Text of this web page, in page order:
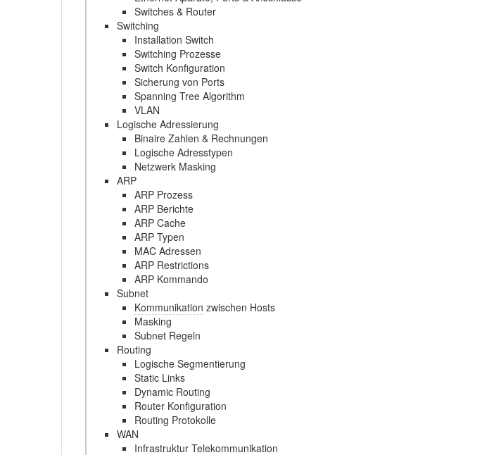
Switches & Router
Switching
Installation Switch
Switching Prozesse
Switch Konfiguration
Sicherung von Ports
Spanning Tree Algorithm
VLAN
Logische Adressierung
Binaire Zahlen & Rechnungen
Logische Adresstypen
Netzwerk Masking
ARP
ARP Prozess
ARP Berichte
ARP Cache
ARP Typen
MAC Adressen
ARP Restrictions
ARP Kommando
Subnet
Kommunikation zwischen Hosts
Masking
Subnet Regeln
Routing
Logische Segmentierung
Static Links
Dynamic Routing
Router Konfiguration
Routing Protokolle
WAN
Infrastruktur Telekommunikation